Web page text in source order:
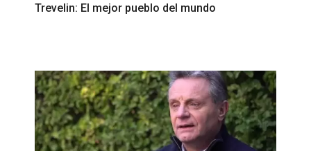
Trevelin: El mejor pueblo del mundo